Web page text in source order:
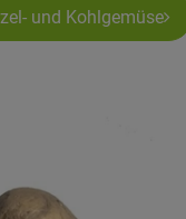
und Kohlgemüse